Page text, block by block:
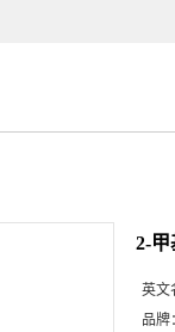
2-
英文
品牌